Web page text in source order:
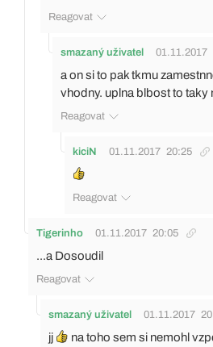
Reagovat
smazaný uživatel 01.11.2017
a on si to pak tkmu
vhodny. uplna blbost to taky
Reagovat
kiciN 01.11.2017 20:25
Reagovat
Tigerinho 01.11.2017 20:05
...a Dosoudil
Reagovat
smazaný uživatel 01.11.2017
jj na toho sem si nemohl